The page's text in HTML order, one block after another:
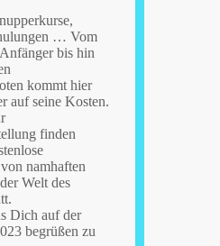
… Vom
bis hin
kommt hier
auf seine Kosten.
finden
namhaften
Welt des
Dich auf der
begrüßen zu